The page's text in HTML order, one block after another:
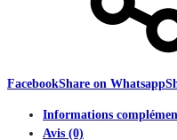
FacebookShare on Whatsapp
Informations
Avis (0)